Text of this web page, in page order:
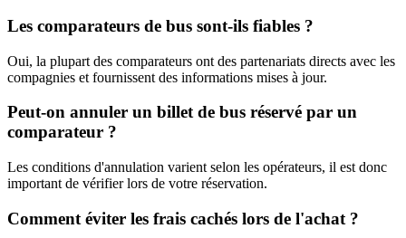
Les comparateurs de bus sont-ils fiables ?
Oui, la plupart des comparateurs ont des partenariats directs avec les
compagnies et fournissent des informations mises à jour.
Peut-on annuler un billet de bus réservé par un
comparateur ?
Les conditions d'annulation varient selon les opérateurs, il est donc
important de vérifier lors de votre réservation.
Comment éviter les frais cachés lors de l'achat ?